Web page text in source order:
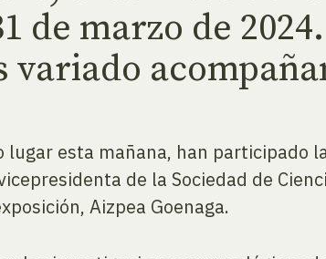
de marzo de
esta mañana, han participado
de la Sociedad de
Aizpea Goenaga.